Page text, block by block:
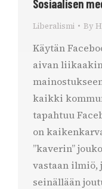
Sosiaalisen
Liberalismi By
Käytän
aivan
kaikki
tapahtuu
on
”kaverin”
vastaan ilmiö,
seinällään